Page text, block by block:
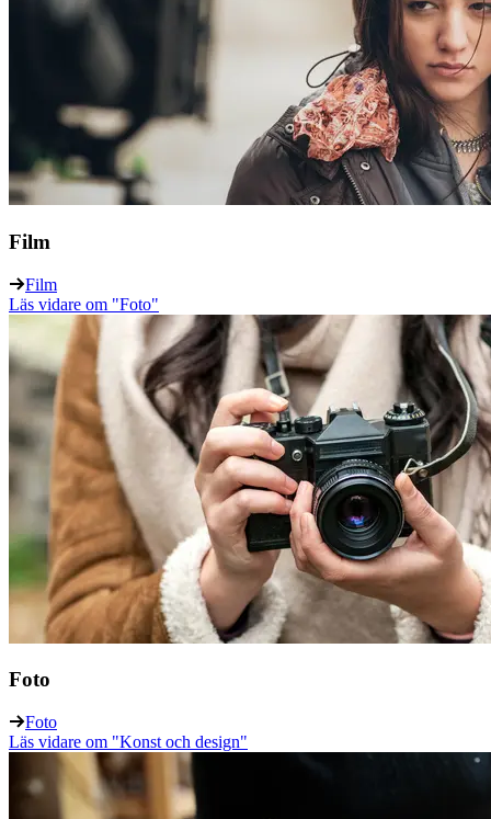
Film
Film
Läs vidare om "Foto"
Foto
Foto
Läs vidare om "Konst och design"